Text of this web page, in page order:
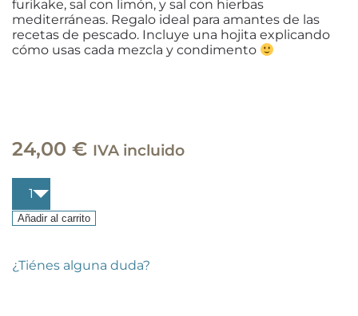
furikake, sal con limón, y sal con hierbas
mediterráneas. Regalo ideal para amantes de las
recetas de pescado. Incluye una hojita explicando
cómo usas cada mezcla y condimento
24,00 € IVA incluido
Caja
especias
pescado
cantidad
Añadir al carrito
¿Tiénes alguna duda?